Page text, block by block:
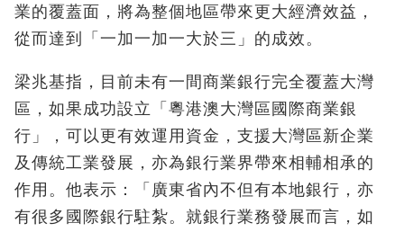
業的覆蓋面，將為整個地區帶來更大經濟效益，
從而達到「一加一加一大於三」的成效。
梁兆基指，目前未有一間商業銀行完全覆蓋大灣
區，如果成功設立「粵港澳大灣區國際商業銀
行」，可以更有效運用資金，支援大灣區新企業
及傳統工業發展，亦為銀行業界帶來相輔相承的
作用。他表示：「廣東省內不但有本地銀行，亦
有很多國際銀行駐紮。就銀行業務發展而言，如